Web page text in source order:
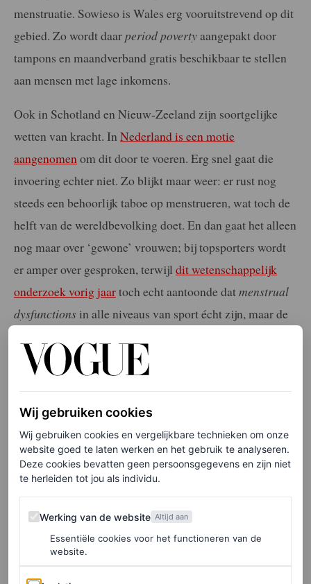
menstruatie. Sowieso is Wales erg vooruitstrevend op dit
gebied. Zo wordt daar period povertyaangepakt door
tampons en maandverband gratis beschikbaar te stellen
aan mensen met lage inkomens.
Ook in Schotland en Nieuw-Zeeland zijn soortgelijke
wetten van kracht. In Nederland is een motie
aangenomenom dit door te voeren. Erg snel gaat die
invoering echter niet. Zo blijkt maar weer: er rust nog
steeds een behoorlijk taboe op menstrueren, wat toch de
helft van de wereldbevolking doet. En dan gaat het alleen
nog maar over ‘gewone’ vrouwen; bij topsporters wordt
er amper over gesproken, terwijl dit wetenschappelijk
onderzoek vorig jaartoch echt aantoonde datmenstrual
dysfunctionsin alle niveaus van sport écht zijn, maar de
Sherlock.
Tennis en
kledingvoorschriften
Dan even specifiek over tennis, ‘vrouwelijke,
lichamelijke uitdagingen’ en kleding. Afgelopen jaar
vond de modewereld
Tenniscorehelemaal leuk. Denk
aan frivole plooirokjes en trendy tennissneakers. En dat
staat ook gezellig in het straatbeeld, maar eigenlijk heeft
dat amper iets te maken met officiële tennisoutfits voor
Wij gebruiken cookies
Wij gebruiken cookies en vergelijkbare technieken om onze
website goed te laten werken en het gebruik te analyseren.
Deze cookies bevatten geen persoonsgegevens en zijn niet
te herleiden tot jou als individu.
Werking van de website
Werking van de website Altijd aan
Essentiële cookies voor het functioneren van de
website.
Analytics